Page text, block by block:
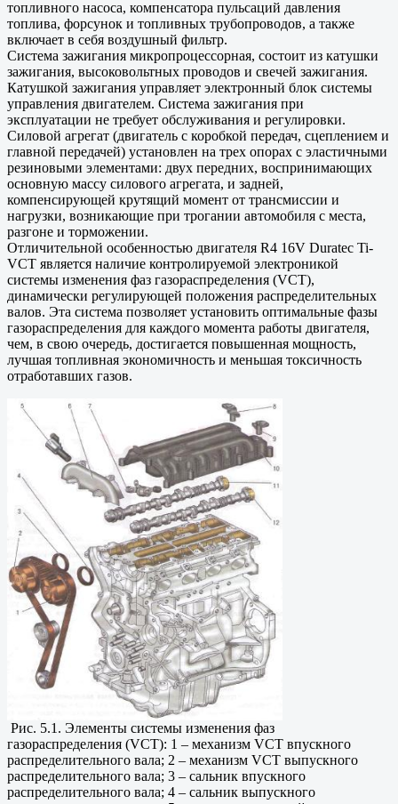
топливного насоса, компенсатора пульсаций давления
топлива, форсунок и топливных трубопроводов, а также
включает в себя воздушный фильтр.
Система зажигания микропроцессорная, состоит из катушки
зажигания, высоковольтных проводов и свечей зажигания.
Катушкой зажигания управляет электронный блок системы
управления двигателем. Система зажигания при
эксплуатации не требует обслуживания и регулировки.
Силовой агрегат (двигатель с коробкой передач, сцеплением и
главной передачей) установлен на трех опорах с эластичными
резиновыми элементами: двух передних, воспринимающих
основную массу силового агрегата, и задней,
компенсирующей крутящий момент от трансмиссии и
нагрузки, возникающие при трогании автомобиля с места,
разгоне и торможении.
Отличительной особенностью двигателя R4 16V Duratec Ti-
VCT является наличие контролируемой электроникой
системы изменения фаз газораспределения (VCT),
динамически регулирующей положения распределительных
валов. Эта система позволяет установить оптимальные фазы
газораспределения для каждого момента работы двигателя,
чем, в свою очередь, достигается повышенная мощность,
лучшая топливная экономичность и меньшая токсичность
отработавших газов.
Рис. 5.1. Элементы системы изменения фаз
газораспределения (VCT): 1 – механизм VCT впускного
распределительного вала; 2 – механизм VCT выпускного
распределительного вала; 3 – сальник впускного
распределительного вала; 4 – сальник выпускного